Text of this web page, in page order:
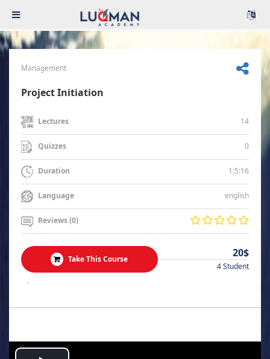
Management
Project Initiation
Lectures 14
Quizzes 0
Duration 1:5:16
Language english
Reviews (0)
Take This Course 20$
4 Student
.